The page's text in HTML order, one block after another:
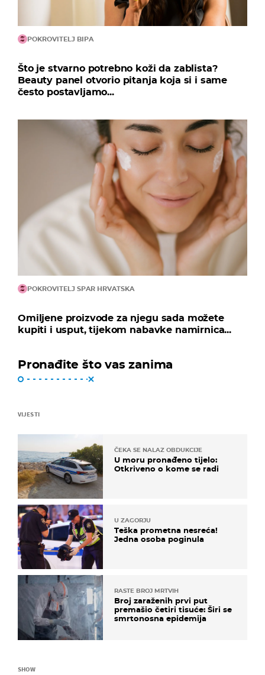
POKROVITELJ BIPA
Što je stvarno potrebno koži da zablista?
Beauty panel otvorio pitanja koja si i same
često postavljamo...
POKROVITELJ SPAR HRVATSKA
Omiljene proizvode za njegu sada možete
kupiti i usput, tijekom nabavke namirnica...
Pronađite što vas zanima
VIJESTI
ČEKA SE NALAZ OBDUKCIJE
U moru pronađeno tijelo:
Otkriveno o kome se radi
U ZAGORJU
Teška prometna nesreća!
Jedna osoba poginula
RASTE BROJ MRTVIH
Broj zaraženih prvi put
premašio četiri tisuće: Širi se
smrtonosna epidemija
SHOW